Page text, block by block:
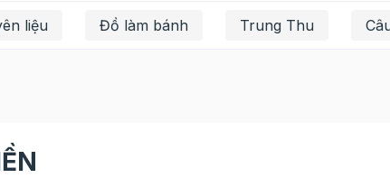
liệu Đồ làm bánh Trung Thu